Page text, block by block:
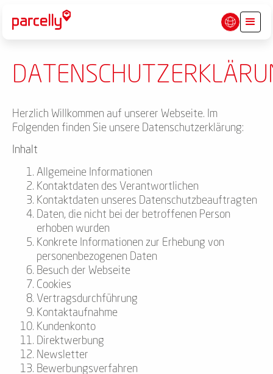
Herzlich Willkommen auf unserer Webseite. Im
Folgenden finden Sie unsere Datenschutzerklärung:
Inhalt
Allgemeine Informationen
Kontaktdaten des Verantwortlichen
Kontaktdaten unseres Datenschutzbeauftragten
Daten, die nicht bei der betroffenen Person
erhoben wurden
Konkrete Informationen zur Erhebung von
personenbezogenen Daten
Besuch der Webseite
Cookies
Vertragsdurchführung
Kontaktaufnahme
Kundenkonto
Direktwerbung
Newsletter
Bewerbungsverfahren